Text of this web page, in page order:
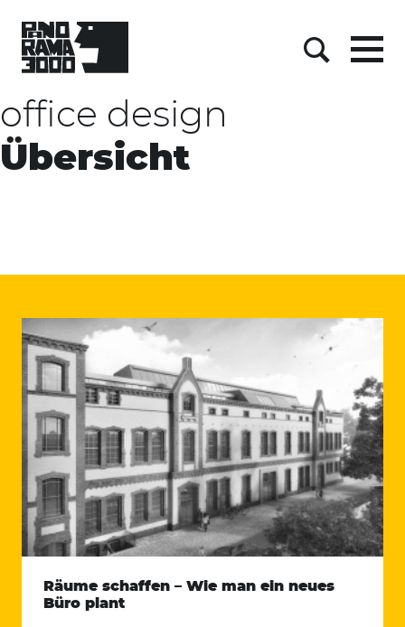
content
Menu
office design
Übersicht
Räume schaffen – Wie man ein neues
Büro plant